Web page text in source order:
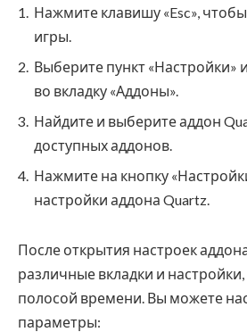
Нажмите клавишу «Esc»,
игры.
Выберите пункт «Настройки»
во вкладку «Аддоны».
Найдите и выберите аддон
доступных аддонов.
Нажмите на кнопку
настройки аддона Quartz.
После открытия настроек
различные вкладки и
полосой времени. Вы можете
параметры: